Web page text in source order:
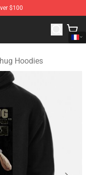
$100
Merchandise Store
Hoodies